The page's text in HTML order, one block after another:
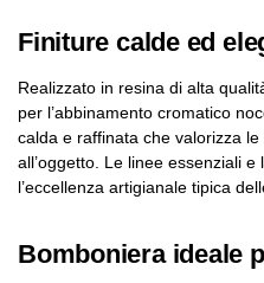
Finiture calde ed
Realizzato in resina di alta
per l’abbinamento cromatico
calda e raffinata che valorizza
all’oggetto. Le linee essenziali
l’eccellenza artigianale tipica
Bomboniera ideale